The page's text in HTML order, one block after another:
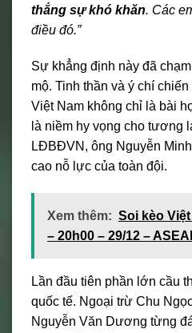
thắng sự khó khăn. Các
điều đó.”
Sự khẳng định này đã
mộ. Tinh thần và ý chí
Việt Nam không chỉ là bài
là niềm hy vọng cho tương
LĐBĐVN, ông Nguyễn
cao nỗ lực của toàn đội.
Xem thêm: Soi kèo
– 20h00 – 29/12 –
Lần đầu tiên phần lớn cầu
quốc tế. Ngoại trừ Chu
Nguyễn Văn Dương từng